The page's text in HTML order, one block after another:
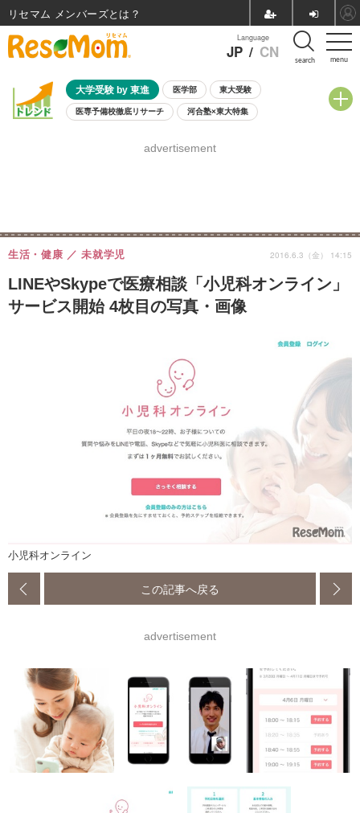
menu
Language
JP / CN search
大学受験 by 東進 医学部 東大受験
医専予備校徹底リサーチ 河合塾×東大特集
8月開催学校説明会・相談会
advertisement
LINEやSkypeで医療相談「小児科オンライン」
サービス開始 4枚目の写真・画像
生活・健康 未就学児 2016.6.3（金） 14:15
小児科オンライン
この記事へ戻る
advertisement
リセマム メンバーズ